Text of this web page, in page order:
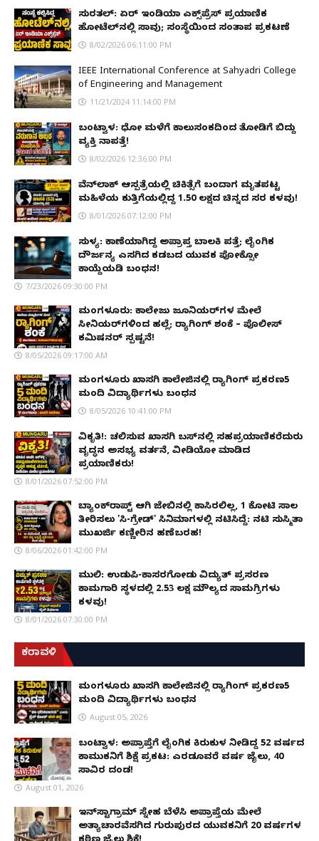
ಸುರತ್ಕಲ್: ಏರ್ ಇಂಡಿಯಾ ಎಕ್ಸ್‌ಪ್ರೆಸ್ ಪ್ರಯಾಣಿಕ
ಹೋಟೆಲ್‌ನಲ್ಲಿ ಸಾವು; ಸಂಸ್ಥೆಯಿಂದ ಸಂತಾಪ ಪ್ರಕಟಣೆ
8/02/2026 06:11:00 PM
IEEE International Conference at Sahyadri College
of Engineering and Management
11/21/2024 11:14:00 PM
ಬಂಟ್ವಾಳ: ಧೋ ಮಳೆಗೆ ಕಾಲುಸಂಕದಿಂದ ತೋಡಿಗೆ ಬಿದ್ದು
ವ್ಯಕ್ತಿ ನಾಪತ್ತೆ!
8/02/2026 12:36:00 PM
ವೆನ್‌ಲಾಕ್ ಆಸ್ಪತ್ರೆಯಲ್ಲಿ ಚಿಕಿತ್ಸೆಗೆ ಬಂದಾಗ ಮೃತಪಟ್ಟ
ಮಹಿಳೆಯ ಕುತ್ತಿಗೆಯಲ್ಲಿದ್ದ ₹1.50 ಲಕ್ಷದ ಚಿನ್ನದ ಸರ ಕಳವು!
8/01/2026 07:12:00 PM
ಸುಳ್ಯ: ಕಾಣೆಯಾಗಿದ್ದ ಅಪ್ರಾಪ್ತ ಬಾಲಕಿ ಪತ್ತೆ; ಲೈಂಗಿಕ
ದೌರ್ಜನ್ಯ ಎಸಗಿದ ಕಡಬದ ಯುವಕ ಪೋಕ್ಸೋ
ಕಾಯ್ದೆಯಡಿ ಬಂಧನ!
7/23/2026 09:30:00 PM
ಮಂಗಳೂರು: ಕಾಲೇಜು ಜೂನಿಯರ್‌ಗಳ ಮೇಲೆ
ಸೀನಿಯರ್‌ಗಳಿಂದ ಹಲ್ಲೆ; ರ‌್ಯಾಗಿಂಗ್ ಶಂಕೆ – ಪೊಲೀಸ್
ಕಮಿಷನರ್ ಸ್ಪಷ್ಟನೆ!
8/05/2026 09:17:00 AM
ಮಂಗಳೂರು ಖಾಸಗಿ ಕಾಲೇಜಿನಲ್ಲಿ ರ‌್ಯಾಗಿಂಗ್ ಪ್ರಕರಣ5
ಮಂದಿ ವಿದ್ಯಾರ್ಥಿಗಳು ಬಂಧನ
8/05/2026 10:41:00 PM
ವಿಕೃತಿ!: ಚಲಿಸುವ ಖಾಸಗಿ ಬಸ್‌ನಲ್ಲಿ ಸಹಪ್ರಯಾಣಿಕರೆದುರು
ವೃದ್ಧನ ಅಸಭ್ಯ ವರ್ತನೆ, ವೀಡಿಯೋ ಮಾಡಿದ
ಪ್ರಯಾಣಿಕರು!
8/01/2026 07:52:00 PM
ಬ್ಯಾಂಕ್‌ರಾಪ್ಟ್‌ ಆಗಿ ಜೇಬಿನಲ್ಲಿ ಕಾಸಿರಲಿಲ್ಲ, ₹1 ಕೋಟಿ ಸಾಲ
ತೀರಿಸಲು 'ಸಿ-ಗ್ರೇಡ್' ಸಿನಿಮಾಗಳಲ್ಲಿ ನಟಿಸಿದ್ದೆ: ನಟಿ ಸುಸ್ಮಿತಾ
ಮುಖರ್ಜಿ ಕಣ್ಣೀರಿನ ಹಣೆಬರಹ!
8/06/2026 01:42:00 PM
ಮುಲ್ಕಿ: ಉಡುಪಿ-ಕಾಸರಗೋಡು ವಿದ್ಯುತ್ ಪ್ರಸರಣ
ಕಾಮಗಾರಿ ಸ್ಥಳದಲ್ಲಿ ₹2.53 ಲಕ್ಷ ಮೌಲ್ಯದ ಸಾಮಗ್ರಿಗಳು
ಕಳವು!
8/01/2026 07:30:00 PM
ಕರಾವಳಿ
ಮಂಗಳೂರು ಖಾಸಗಿ ಕಾಲೇಜಿನಲ್ಲಿ ರ‌್ಯಾಗಿಂಗ್ ಪ್ರಕರಣ5
ಮಂದಿ ವಿದ್ಯಾರ್ಥಿಗಳು ಬಂಧನ
August 05, 2026
ಬಂಟ್ವಾಳ: ಅಪ್ರಾಪ್ತೆಗೆ ಲೈಂಗಿಕ ಕಿರುಕುಳ ನೀಡಿದ್ದ 52 ವರ್ಷದ
ಕಾಮುಕನಿಗೆ ಶಿಕ್ಷೆ ಪ್ರಕಟ: ಎರಡೂವರೆ ವರ್ಷ ಜೈಲು, ₹40
ಸಾವಿರ ದಂಡ!
August 01, 2026
ಇನ್‌ಸ್ಟಾಗ್ರಾಮ್ ಸ್ನೇಹ ಬೆಳೆಸಿ ಅಪ್ರಾಪ್ತೆಯ ಮೇಲೆ
ಅತ್ಯಾಚಾರವೆಸಗಿದ ಗುರುಪುರದ ಯುವಕನಿಗೆ 20 ವರ್ಷಗಳ